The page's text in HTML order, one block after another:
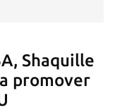
Shaquille
promover